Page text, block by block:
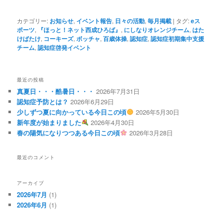
カテゴリー: お知らせ, イベント報告, 日々の活動,毎月掲載 | タグ:eス
ポーツ, 『ほっと！ネット西成ひろば』 , にしなりオレンジチーム,はた
けばたけ, コーキーズ, ボッチャ,百歳体操,認知症,認知症初期集中支援
チーム,認知症啓発イベント
最近の投稿
真夏日・・・酷暑日・・・ 2026年7月31日
認知症予防とは？ 2026年6月29日
少しずつ夏に向かっている今日この頃
2026年5月30日
新年度が始まりました
2026年4月30日
春の陽気になりつつある今日この頃
2026年3月28日
最近のコメント
アーカイブ
2026年7月 (1)
2026年6月 (1)